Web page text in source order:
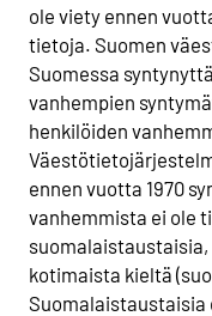
ole viety ennen
tietoja. Suomen
Suomessa
vanhempien
henkilöiden
ennen vuotta 1970
vanhemmista ei ole
kotimaista kieltä
Suomalaistaustaisia